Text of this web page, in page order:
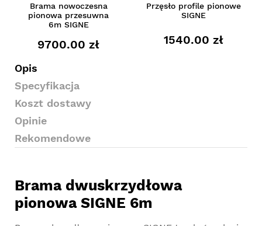
Brama nowoczesna
pionowa przesuwna
6m SIGNE
9700.00 zł
Przęsło profile pionowe
SIGNE
1540.00 zł
Opis
Specyfikacja
Koszt dostawy
Opinie
Rekomendowe
Brama dwuskrzydłowa
pionowa SIGNE 6m